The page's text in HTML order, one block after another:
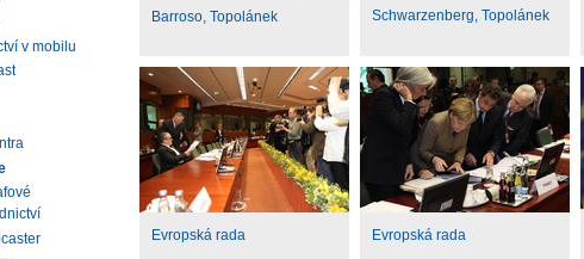
Barroso, Topolánek Schwarzenberg, Topolánek
Evropská rada Evropská rada
v mobilu